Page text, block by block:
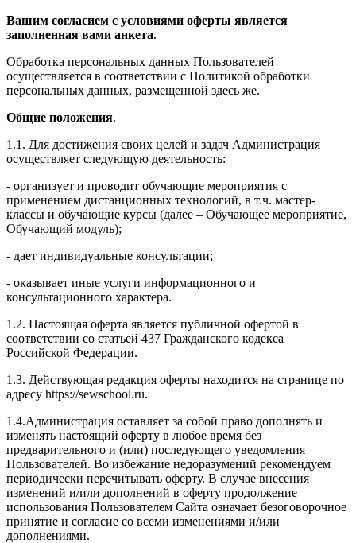
Вашим согласием с условиями оферты является
заполненная вами анкета.
Обработка персональных данных Пользователей
осуществляется в соответствии с Политикой обработки
персональных данных, размещенной здесь же.
Общие положения.
1.1. Для достижения своих целей и задач Администрация
осуществляет следующую деятельность:
- организует и проводит обучающие мероприятия с
применением дистанционных технологий, в т.ч. мастер-
классы и обучающие курсы (далее – Обучающее мероприятие,
Обучающий модуль);
- дает индивидуальные консультации;
- оказывает иные услуги информационного и
консультационного характера.
1.2. Настоящая оферта является публичной офертой в
соответствии со статьей 437 Гражданского кодекса
Российской Федерации.
1.3. Действующая редакция оферты находится на странице по
адресу https://sewschool.ru.
1.4.Администрация оставляет за собой право дополнять и
изменять настоящий оферту в любое время без
предварительного и (или) последующего уведомления
Пользователей. Во избежание недоразумений рекомендуем
периодически перечитывать оферту. В случае внесения
изменений и/или дополнений в оферту продолжение
использования Пользователем Сайта означает безоговорочное
принятие и согласие со всеми изменениями и/или
дополнениями.